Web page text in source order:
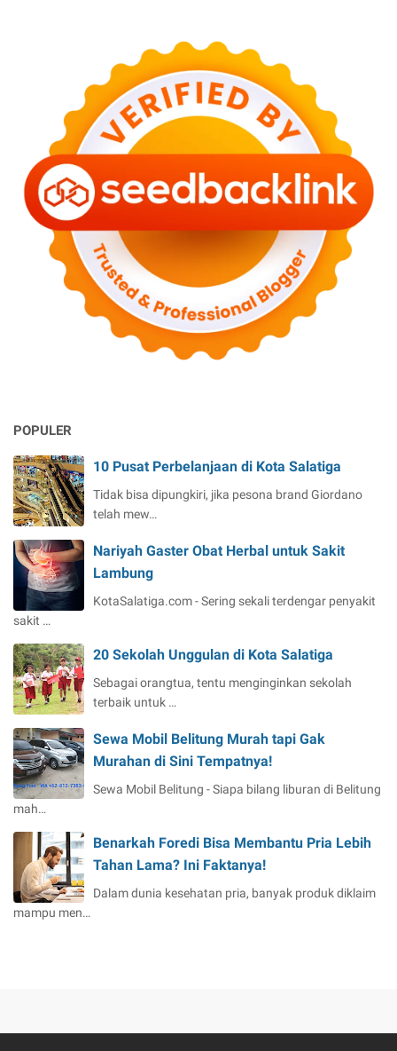
POPULER
10 Pusat Perbelanjaan di Kota Salatiga
Tidak bisa dipungkiri, jika pesona brand Giordano
telah mew…
Nariyah Gaster Obat Herbal untuk Sakit
Lambung
KotaSalatiga.com - Sering sekali terdengar penyakit
sakit …
20 Sekolah Unggulan di Kota Salatiga
Sebagai orangtua, tentu menginginkan sekolah
terbaik untuk …
Sewa Mobil Belitung Murah tapi Gak
Murahan di Sini Tempatnya!
Sewa Mobil Belitung - Siapa bilang liburan di Belitung
mah…
Benarkah Foredi Bisa Membantu Pria Lebih
Tahan Lama? Ini Faktanya!
Dalam dunia kesehatan pria, banyak produk diklaim
mampu men…